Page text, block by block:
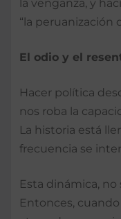
la venganza, y
“la peruanización
El odio y el
Hacer política
nos roba la
La historia está
frecuencia se
Esta dinámica,
Entonces,